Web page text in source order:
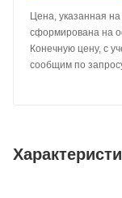
Цена, указанная
сформирована на
Конечную цену, с
сообщим по